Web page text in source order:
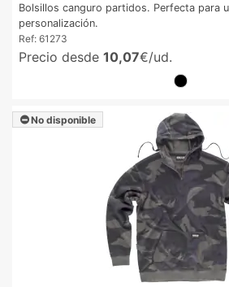
Bolsillos canguro partidos. Perfecta para
personalización.
Ref: 61273
Precio desde 10,07€/ud.
No disponible